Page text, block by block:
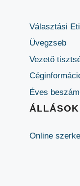
Választási
Üvegzseb
Vezető
Éves
ÁLLÁSOK
Online